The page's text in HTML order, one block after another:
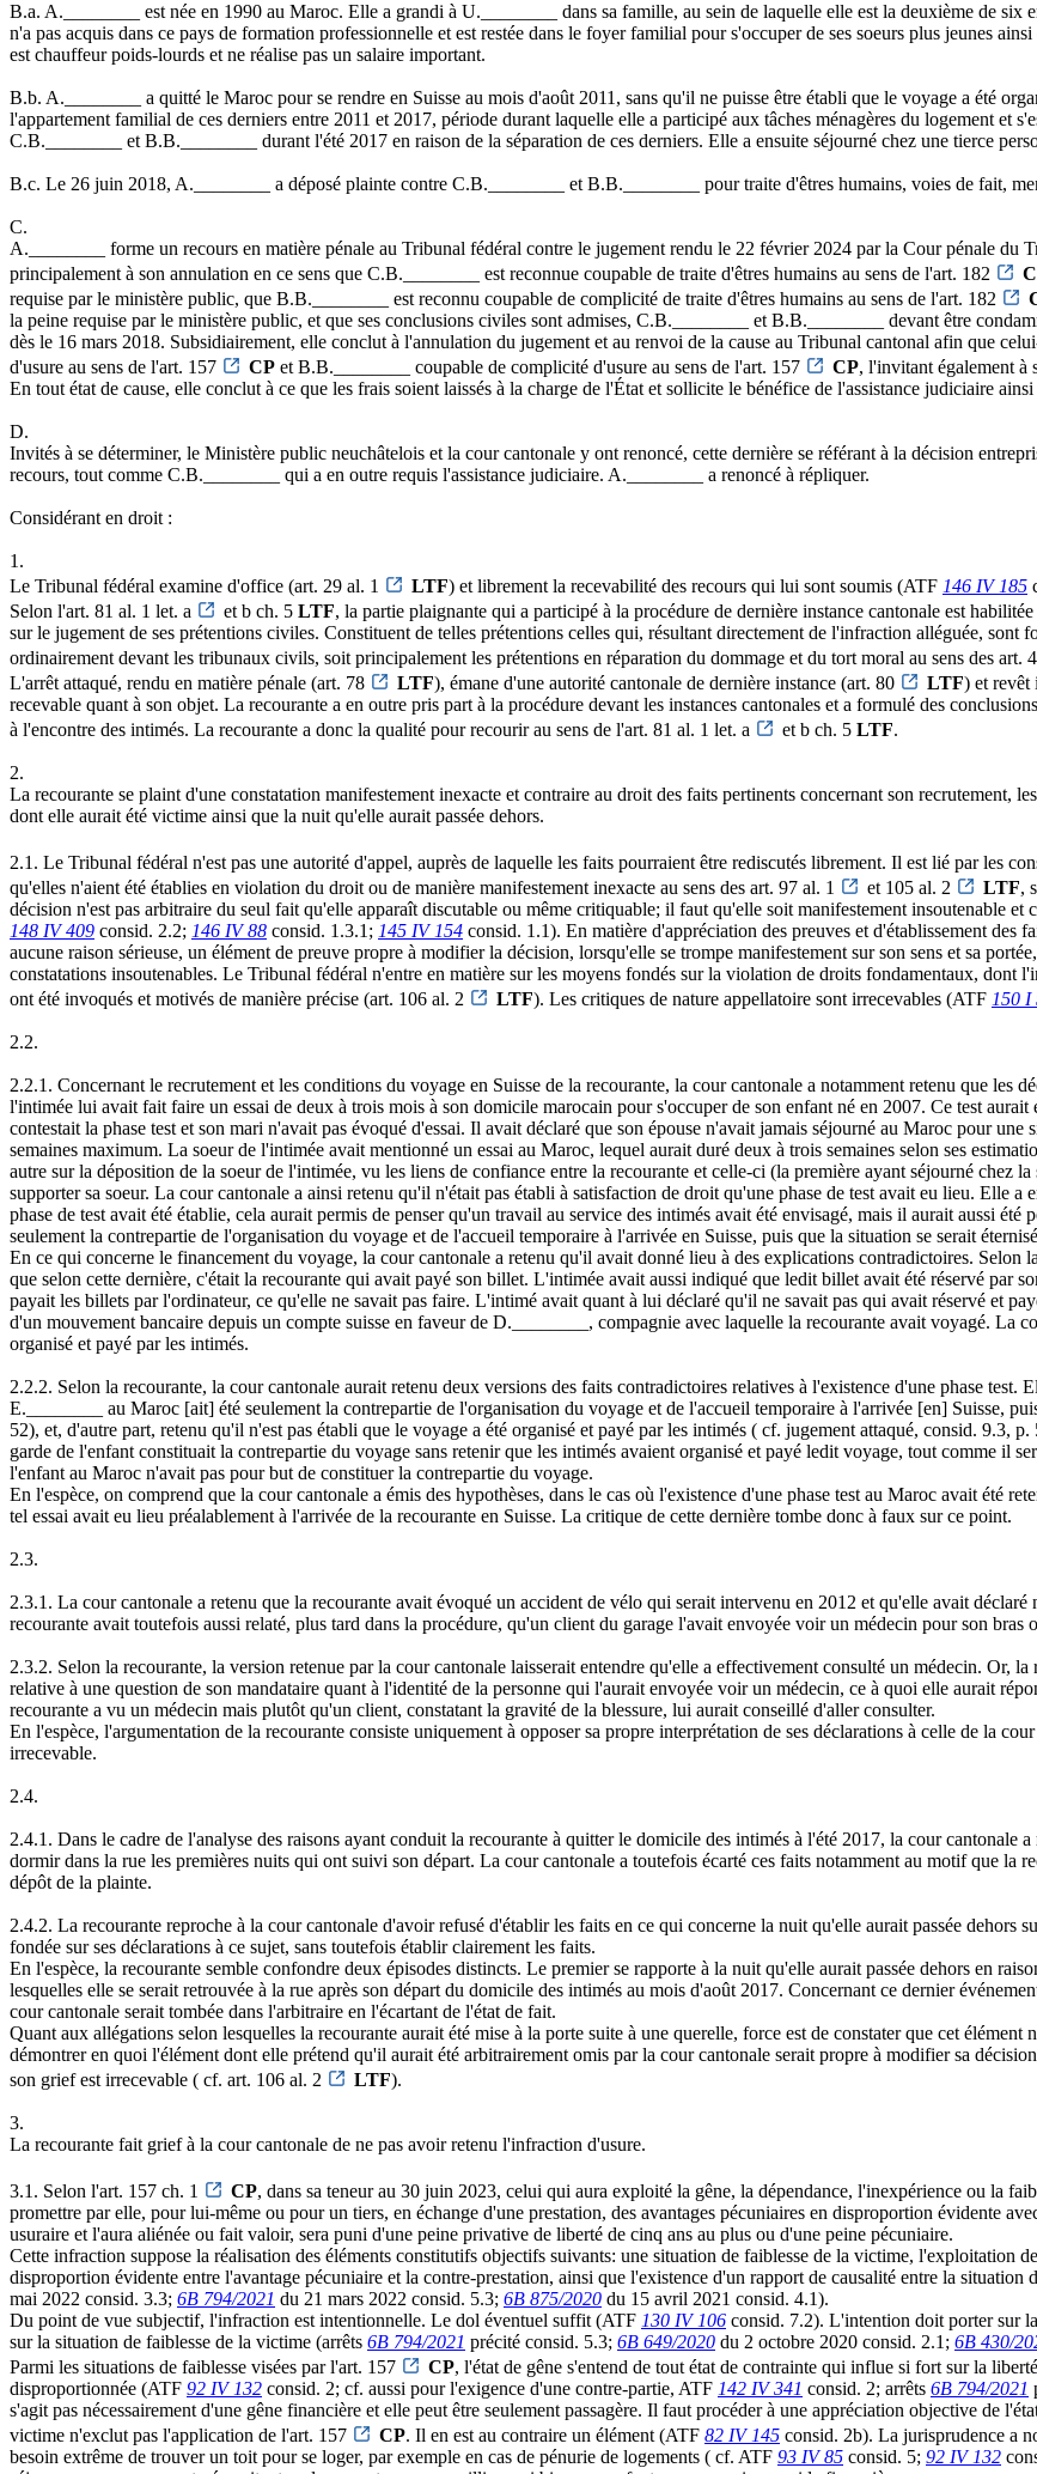
B.a. A.________ est née en 1990 au Maroc. Elle a grandi à U.________ dans sa famille, au sein de laquelle elle est la deuxième de
n'a pas acquis dans ce pays de formation professionnelle et est restée dans le foyer familial pour s'occuper de ses soeurs plus jeunes
est chauffeur poids-lourds et ne réalise pas un salaire important.
B.b. A.________ a quitté le Maroc pour se rendre en Suisse au mois d'août 2011, sans qu'il ne puisse être établi que le voyage a été
l'appartement familial de ces derniers entre 2011 et 2017, période durant laquelle elle a participé aux tâches ménagères du logement et
C.B.________ et B.B.________ durant l'été 2017 en raison de la séparation de ces derniers. Elle a ensuite séjourné chez une tierce
B.c. Le 26 juin 2018, A.________ a déposé plainte contre C.B.________ et B.B.________ pour traite d'êtres humains, voies de fait,
C.
A.________ forme un recours en matière pénale au Tribunal fédéral contre le jugement rendu le 22 février 2024 par la Cour pénale
principalement à son annulation en ce sens que C.B.________ est reconnue coupable de traite d'êtres humains au sens de l'art. 182
requise par le ministère public, que B.B.________ est reconnu coupable de complicité de traite d'êtres humains au sens de l'art. 182
la peine requise par le ministère public, et que ses conclusions civiles sont admises, C.B.________ et B.B.________ devant être
dès le 16 mars 2018. Subsidiairement, elle conclut à l'annulation du jugement et au renvoi de la cause au Tribunal cantonal afin que
d'usure au sens de l'art. 157
CP et B.B.________ coupable de complicité d'usure au sens de l'art. 157 CP, l'invitant également à
En tout état de cause, elle conclut à ce que les frais soient laissés à la charge de l'État et sollicite le bénéfice de l'assistance judiciaire
D.
Invités à se déterminer, le Ministère public neuchâtelois et la cour cantonale y ont renoncé, cette dernière se référant à la décision
recours, tout comme C.B.________ qui a en outre requis l'assistance judiciaire. A.________ a renoncé à répliquer.
Considérant en droit :
1.
Le Tribunal fédéral examine d'office (art. 29 al. 1
LTF) et librement la recevabilité des recours qui lui sont soumis (ATF 146 IV 185
Selon l'art. 81 al. 1 let. a
et b ch. 5 LTF, la partie plaignante qui a participé à la procédure de dernière instance cantonale est
sur le jugement de ses prétentions civiles. Constituent de telles prétentions celles qui, résultant directement de l'infraction alléguée, sont
ordinairement devant les tribunaux civils, soit principalement les prétentions en réparation du dommage et du tort moral au sens des art.
L'arrêt attaqué, rendu en matière pénale (art. 78
LTF), émane d'une autorité cantonale de dernière instance (art. 80 LTF) et revêt
recevable quant à son objet. La recourante a en outre pris part à la procédure devant les instances cantonales et a formulé des
à l'encontre des intimés. La recourante a donc la qualité pour recourir au sens de l'art. 81 al. 1 let. a
et b ch. 5 LTF.
2.
La recourante se plaint d'une constatation manifestement inexacte et contraire au droit des faits pertinents concernant son recrutement,
dont elle aurait été victime ainsi que la nuit qu'elle aurait passée dehors.
2.1. Le Tribunal fédéral n'est pas une autorité d'appel, auprès de laquelle les faits pourraient être rediscutés librement. Il est lié par les
qu'elles n'aient été établies en violation du droit ou de manière manifestement inexacte au sens des art. 97 al. 1
et 105 al. 2 LTF,
décision n'est pas arbitraire du seul fait qu'elle apparaît discutable ou même critiquable; il faut qu'elle soit manifestement insoutenable et
148 IV 409 consid. 2.2; 146 IV 88 consid. 1.3.1; 145 IV 154 consid. 1.1). En matière d'appréciation des preuves et d'établissement des
aucune raison sérieuse, un élément de preuve propre à modifier la décision, lorsqu'elle se trompe manifestement sur son sens et sa
constatations insoutenables. Le Tribunal fédéral n'entre en matière sur les moyens fondés sur la violation de droits fondamentaux, dont
ont été invoqués et motivés de manière précise (art. 106 al. 2
LTF). Les critiques de nature appellatoire sont irrecevables (ATF 150 I
2.2.
2.2.1. Concernant le recrutement et les conditions du voyage en Suisse de la recourante, la cour cantonale a notamment retenu que les
l'intimée lui avait fait faire un essai de deux à trois mois à son domicile marocain pour s'occuper de son enfant né en 2007. Ce test
contestait la phase test et son mari n'avait pas évoqué d'essai. Il avait déclaré que son épouse n'avait jamais séjourné au Maroc pour
semaines maximum. La soeur de l'intimée avait mentionné un essai au Maroc, lequel aurait duré deux à trois semaines selon ses
autre sur la déposition de la soeur de l'intimée, vu les liens de confiance entre la recourante et celle-ci (la première ayant séjourné chez
supporter sa soeur. La cour cantonale a ainsi retenu qu'il n'était pas établi à satisfaction de droit qu'une phase de test avait eu lieu. Elle a
phase de test avait été établie, cela aurait permis de penser qu'un travail au service des intimés avait été envisagé, mais il aurait aussi
seulement la contrepartie de l'organisation du voyage et de l'accueil temporaire à l'arrivée en Suisse, puis que la situation se serait
En ce qui concerne le financement du voyage, la cour cantonale a retenu qu'il avait donné lieu à des explications contradictoires.
que selon cette dernière, c'était la recourante qui avait payé son billet. L'intimée avait aussi indiqué que ledit billet avait été réservé par
payait les billets par l'ordinateur, ce qu'elle ne savait pas faire. L'intimé avait quant à lui déclaré qu'il ne savait pas qui avait réservé et
d'un mouvement bancaire depuis un compte suisse en faveur de D.________, compagnie avec laquelle la recourante avait voyagé. La
organisé et payé par les intimés.
2.2.2. Selon la recourante, la cour cantonale aurait retenu deux versions des faits contradictoires relatives à l'existence d'une phase
E.________ au Maroc [ait] été seulement la contrepartie de l'organisation du voyage et de l'accueil temporaire à l'arrivée [en] Suisse,
52), et, d'autre part, retenu qu'il n'est pas établi que le voyage a été organisé et payé par les intimés ( cf. jugement attaqué, consid. 9.3,
garde de l'enfant constituait la contrepartie du voyage sans retenir que les intimés avaient organisé et payé ledit voyage, tout comme il
l'enfant au Maroc n'avait pas pour but de constituer la contrepartie du voyage.
En l'espèce, on comprend que la cour cantonale a émis des hypothèses, dans le cas où l'existence d'une phase test au Maroc avait été
tel essai avait eu lieu préalablement à l'arrivée de la recourante en Suisse. La critique de cette dernière tombe donc à faux sur ce point.
2.3.
2.3.1. La cour cantonale a retenu que la recourante avait évoqué un accident de vélo qui serait intervenu en 2012 et qu'elle avait
recourante avait toutefois aussi relaté, plus tard dans la procédure, qu'un client du garage l'avait envoyée voir un médecin pour son
2.3.2. Selon la recourante, la version retenue par la cour cantonale laisserait entendre qu'elle a effectivement consulté un médecin. Or,
relative à une question de son mandataire quant à l'identité de la personne qui l'aurait envoyée voir un médecin, ce à quoi elle aurait
recourante a vu un médecin mais plutôt qu'un client, constatant la gravité de la blessure, lui aurait conseillé d'aller consulter.
En l'espèce, l'argumentation de la recourante consiste uniquement à opposer sa propre interprétation de ses déclarations à celle de la
irrecevable.
2.4.
2.4.1. Dans le cadre de l'analyse des raisons ayant conduit la recourante à quitter le domicile des intimés à l'été 2017, la cour cantonale
dormir dans la rue les premières nuits qui ont suivi son départ. La cour cantonale a toutefois écarté ces faits notamment au motif que la
dépôt de la plainte.
2.4.2. La recourante reproche à la cour cantonale d'avoir refusé d'établir les faits en ce qui concerne la nuit qu'elle aurait passée dehors
fondée sur ses déclarations à ce sujet, sans toutefois établir clairement les faits.
En l'espèce, la recourante semble confondre deux épisodes distincts. Le premier se rapporte à la nuit qu'elle aurait passée dehors en
lesquelles elle se serait retrouvée à la rue après son départ du domicile des intimés au mois d'août 2017. Concernant ce dernier
cour cantonale serait tombée dans l'arbitraire en l'écartant de l'état de fait.
Quant aux allégations selon lesquelles la recourante aurait été mise à la porte suite à une querelle, force est de constater que cet
démontrer en quoi l'élément dont elle prétend qu'il aurait été arbitrairement omis par la cour cantonale serait propre à modifier sa
son grief est irrecevable ( cf. art. 106 al. 2
LTF).
3.
La recourante fait grief à la cour cantonale de ne pas avoir retenu l'infraction d'usure.
3.1. Selon l'art. 157 ch. 1 CP, dans sa teneur au 30 juin 2023, celui qui aura exploité la gêne, la dépendance, l'inexpérience ou la
promettre par elle, pour lui-même ou pour un tiers, en échange d'une prestation, des avantages pécuniaires en disproportion évidente
usuraire et l'aura aliénée ou fait valoir, sera puni d'une peine privative de liberté de cinq ans au plus ou d'une peine pécuniaire.
Cette infraction suppose la réalisation des éléments constitutifs objectifs suivants: une situation de faiblesse de la victime, l'exploitation
disproportion évidente entre l'avantage pécuniaire et la contre-prestation, ainsi que l'existence d'un rapport de causalité entre la situation
mai 2022 consid. 3.3; 6B 794/2021 du 21 mars 2022 consid. 5.3; 6B 875/2020 du 15 avril 2021 consid. 4.1).
Du point de vue subjectif, l'infraction est intentionnelle. Le dol éventuel suffit (ATF 130 IV 106 consid. 7.2). L'intention doit porter sur
sur la situation de faiblesse de la victime (arrêts 6B 794/2021 précité consid. 5.3; 6B 649/2020 du 2 octobre 2020 consid. 2.1; 6B 430/
Parmi les situations de faiblesse visées par l'art. 157
CP, l'état de gêne s'entend de tout état de contrainte qui influe si fort sur la
disproportionnée (ATF 92 IV 132 consid. 2; cf. aussi pour l'exigence d'une contre-partie, ATF 142 IV 341 consid. 2; arrêts 6B 794/2021
s'agit pas nécessairement d'une gêne financière et elle peut être seulement passagère. Il faut procéder à une appréciation objective de
victime n'exclut pas l'application de l'art. 157
CP. Il en est au contraire un élément (ATF 82 IV 145 consid. 2b). La jurisprudence a
besoin extrême de trouver un toit pour se loger, par exemple en cas de pénurie de logements ( cf. ATF 93 IV 85 consid. 5; 92 IV 132